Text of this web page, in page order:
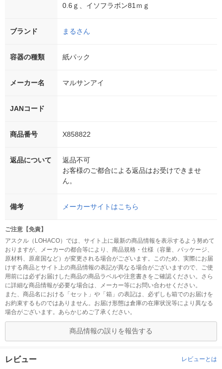
0.6ｇ、イソフラボン81ｍｇ
ブランド まるさん
容器の種類 紙パック
メーカー名 マルサンアイ
JANコード
商品番号 X858822
返品について
返品不可
お客様のご都合による返品はお受けできませ
ん。
備考 メーカーサイトはこちら
ご注意【免責】
アスクル（LOHACO）では、サイト上に最新の商品情報を表示するよう努めて
おりますが、メーカーの都合等により、商品規格・仕様（容量、パッケージ、
原材料、原産国など）が変更される場合がございます。このため、実際にお届
けする商品とサイト上の商品情報の表記が異なる場合がございますので、ご使
用前には必ずお届けした商品の商品ラベルや注意書きをご確認ください。さら
に詳細な商品情報が必要な場合は、メーカー等にお問い合わせください。
また、商品名における「セット」や「箱」の表記は、必ずしも箱でのお届けを
お約束するものではありません。お届け形態は倉庫の在庫状況等により異なる
場合がございます。あらかじめご了承ください。
商品情報の誤りを報告する
レビュー レビューとは